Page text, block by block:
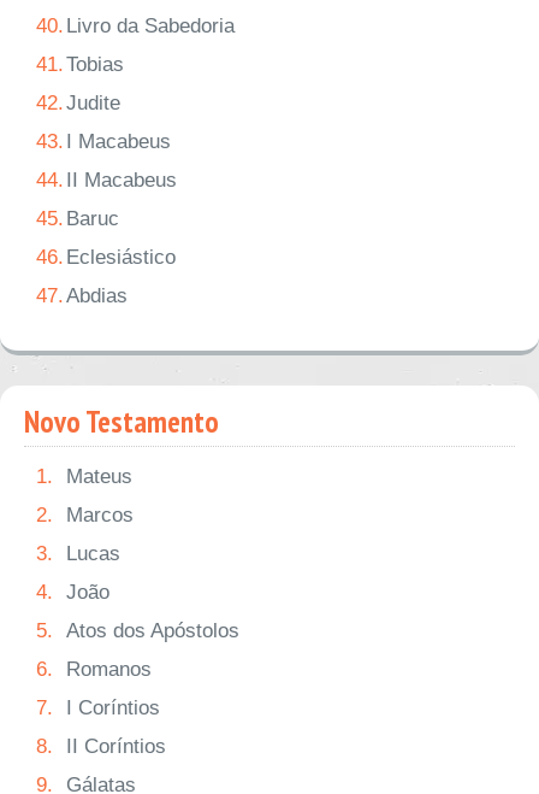
40. Livro da Sabedoria
41.Tobias
42.Judite
43. I Macabeus
44. II Macabeus
45. Baruc
46. Eclesiástico
47.Abdias
Novo Testamento
1.
Mateus
2.
Marcos
3.
Lucas
4.
João
5.
Atos dos Apóstolos
6.
Romanos
7.
I Coríntios
8.
II Coríntios
9.
Gálatas